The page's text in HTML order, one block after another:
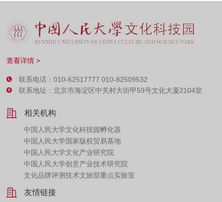
查看详情 >
联系电话：010-62517777 010-82509532
联系地址：北京市海淀区中关村大街甲59号文化大厦2104室
相关机构
中国人民大学文化科技园孵化器
中国人民大学国家版权贸易基地
中国人民大学文化产业研究院
中国人民大学创意产业技术研究院
文化品牌评测技术文旅部重点实验室
友情链接